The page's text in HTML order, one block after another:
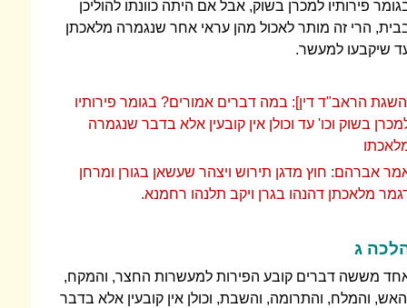
פירותיו למכרן בשוק, אבל אם היתה כוונתו להוליכן
הרי זה מותר לאכול מהן עראי אחר שנגמרה מלאכתן
שיקבעו למעשר.
הראב"ד דין]: במה דברים אמורים? בגומר פירותיו
בשוק וכו' עד וכולן אין קובעין אלא בדבר שנגמרה
אברהם: חוץ מדגן תירוש ויצהר שעשאן בגורן ומרחן
מלאכתן דהנהו בגרן ויקב תלנהו רחמנא.
ג
מששה דברים קובע הפירות למעשרות החצר, והמקח,
והמלח, והתרומה, והשבת, וכולן אין קובעין אלא בדבר